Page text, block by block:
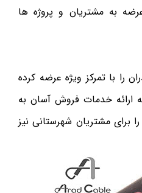
به مشتریان و پروژه ها
را با تمرکز ویژه عرضه کرده
ارائه خدمات فروش آسان به
برای مشتریان شهرستانی نیز